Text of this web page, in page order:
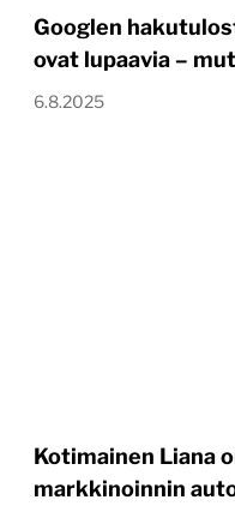
Googlen
ovat lupaavia –
6.8.2025
Kotimainen Liana
markkinoinnin